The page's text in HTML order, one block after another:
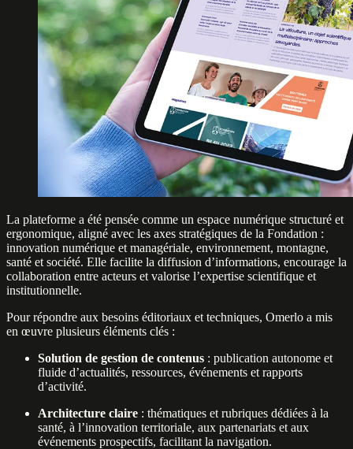
La plateforme a été pensée comme un espace numérique structuré et
ergonomique, aligné avec les axes stratégiques de la Fondation :
innovation numérique et managériale, environnement, montagne,
santé et société. Elle facilite la diffusion d’informations, encourage la
collaboration entre acteurs et valorise l’expertise scientifique et
institutionnelle.
Pour répondre aux besoins éditoriaux et techniques, Omerlo a mis
en œuvre plusieurs éléments clés :
Solution de gestion de contenus : publication autonome et
fluide d’actualités, ressources, événements et rapports
d’activité.
Architecture claire : thématiques et rubriques dédiées à la
santé, à l’innovation territoriale, aux partenariats et aux
événements prospectifs, facilitant la navigation.